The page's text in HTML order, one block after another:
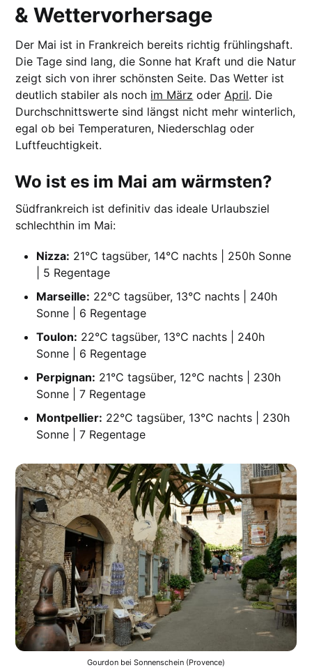
& Wettervorhersage
Der Mai ist in Frankreich bereits richtig frühlingshaft.
Die Tage sind lang, die Sonne hat Kraft und die Natur
zeigt sich von ihrer schönsten Seite. Das Wetter ist
deutlich stabiler als noch im März oder April. Die
Durchschnittswerte sind längst nicht mehr winterlich,
egal ob bei Temperaturen, Niederschlag oder
Luftfeuchtigkeit.
Wo ist es im Mai am wärmsten?
Südfrankreich ist definitiv das ideale Urlaubsziel
schlechthin im Mai:
Nizza: 21°C tagsüber, 14°C nachts | 250h Sonne
| 5 Regentage
Marseille: 22°C tagsüber, 13°C nachts | 240h
Sonne | 6 Regentage
Toulon: 22°C tagsüber, 13°C nachts | 240h
Sonne | 6 Regentage
Perpignan: 21°C tagsüber, 12°C nachts | 230h
Sonne | 7 Regentage
Montpellier: 22°C tagsüber, 13°C nachts | 230h
Sonne | 7 Regentage
Gourdon bei Sonnenschein (Provence)